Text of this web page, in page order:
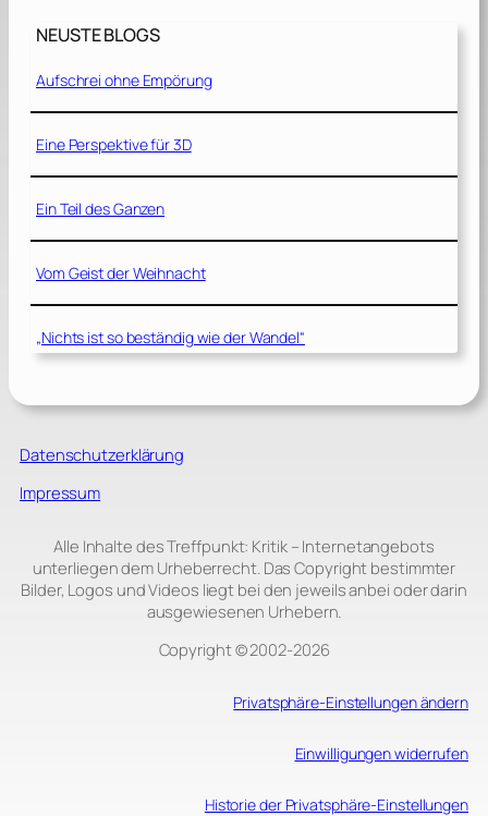
NEUSTE BLOGS
Aufschrei ohne Empörung
Eine Perspektive für 3D
Ein Teil des Ganzen
Vom Geist der Weihnacht
„Nichts ist so beständig wie der Wandel“
Datenschutzerklärung
Impressum
Alle Inhalte des Treffpunkt: Kritik – Internetangebots
unterliegen dem Urheberrecht. Das Copyright bestimmter
Bilder, Logos und Videos liegt bei den jeweils anbei oder darin
ausgewiesenen Urhebern.
Copyright © 2002‑2026
Privatsphäre-Einstellungen ändern
Einwilligungen widerrufen
Historie der Privatsphäre-Einstellungen